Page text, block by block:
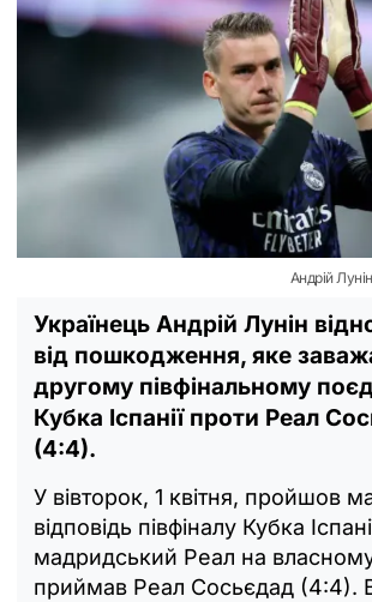
Андрій
Українець Андрій Лунін
від пошкодження, яке
другому півфінальному
Кубка Іспанії проти Реал
(4:4).
У вівторок, 1 квітня, пройшов
відповідь півфіналу Кубка
мадридський Реал на
приймав Реал Сосьєдад (4:4).